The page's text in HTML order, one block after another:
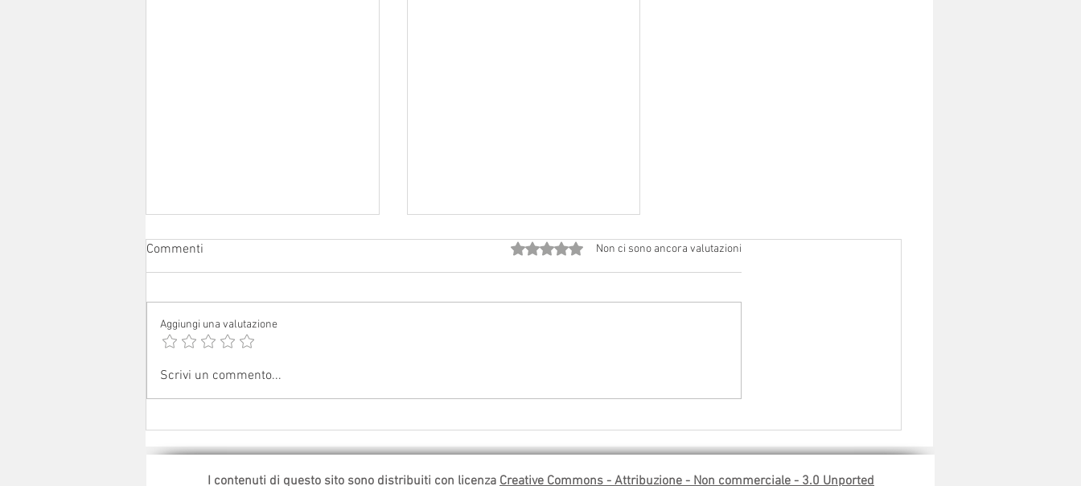
Sabato 1° agosto 2026: festa
Commenti Valutazione 0 stelle su 5.Non ci sono ancora valutazioni
Aggiungi una valutazione
Scrivi un commento...
I contenuti di questo sito sono distribuiti con licenza Creative Commons - Attribuzione - Non commerciale -3.0Unported